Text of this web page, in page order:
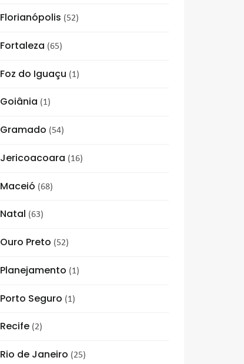
Florianópolis (52)
Fortaleza (65)
Foz do Iguaçu (1)
Goiânia (1)
Gramado (54)
Jericoacoara (16)
Maceió (68)
Natal (63)
Ouro Preto (52)
Planejamento (1)
Porto Seguro (1)
Recife (2)
Rio de Janeiro (25)